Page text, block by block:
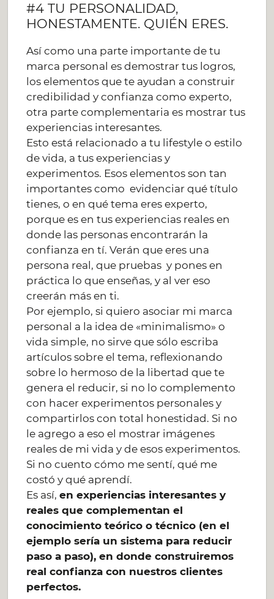
#4 TU PERSONALIDAD,
HONESTAMENTE. QUIÉN ERES.
Así como una parte importante de tu
marca personal es demostrar tus logros,
los elementos que te ayudan a construir
credibilidad y confianza como experto,
otra parte complementaria es mostrar tus
experiencias interesantes.
Esto está relacionado a tu lifestyle o estilo
de vida, a tus experiencias y
experimentos. Esos elementos son tan
importantes como evidenciar qué título
tienes, o en qué tema eres experto,
porque es en tus experiencias reales en
donde las personas encontrarán la
confianza en tí. Verán que eres una
persona real, que pruebas y pones en
práctica lo que enseñas, y al ver eso
creerán más en ti.
Por ejemplo, si quiero asociar mi marca
personal a la idea de «minimalismo» o
vida simple, no sirve que sólo escriba
artículos sobre el tema, reflexionando
sobre lo hermoso de la libertad que te
genera el reducir, si no lo complemento
con hacer experimentos personales y
compartirlos con total honestidad. Si no
le agrego a eso el mostrar imágenes
reales de mi vida y de esos experimentos.
Si no cuento cómo me sentí, qué me
costó y qué aprendí.
Es así,en experiencias interesantes y
reales que complementan el
conocimiento teórico o técnico (en el
ejemplo sería un sistema para reducir
paso a paso), en donde construiremos
real confianza con nuestros clientes
perfectos.